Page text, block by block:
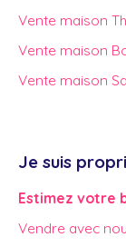
Vente maison
Vente maison
Vente maison
Je suis
Estimez votre
Vendre avec